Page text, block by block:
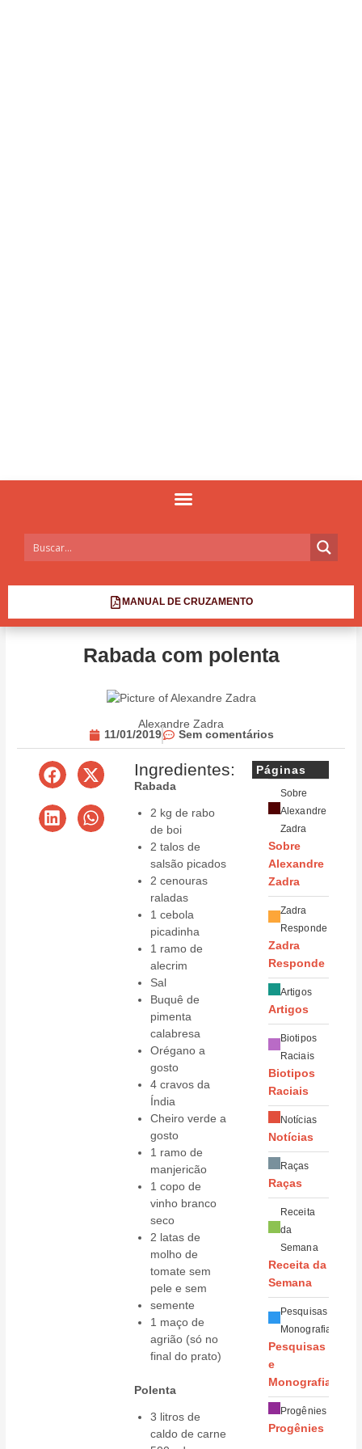
MANUAL DE CRUZAMENTO
Rabada com polenta
Alexandre Zadra
11/01/2019 Sem comentários
Ingredientes:
Rabada
2 kg de rabo
de boi
2 talos de
salsão picados
2 cenouras
raladas
1 cebola
picadinha
1 ramo de
alecrim
Sal
Buquê de
pimenta
calabresa
Orégano a
gosto
4 cravos da
Índia
Cheiro verde a
gosto
1 ramo de
manjericão
1 copo de
vinho branco
seco
2 latas de
molho de
tomate sem
pele e sem
semente
1 maço de
agrião (só no
final do prato)
Polenta
3 litros de
caldo de carne
Páginas
Sobre
Alexandre
Zadra
Sobre
Alexandre
Zadra
Zadra
Responde
Zadra
Responde
Artigos
Artigos
Biotipos
Raciais
Biotipos
Raciais
Notícias
Notícias
Raças
Raças
Receita
da
Semana
Receita da
Semana
Pesquisas e
Monografias
Pesquisas
e
Monografias
Progênies
Progênies